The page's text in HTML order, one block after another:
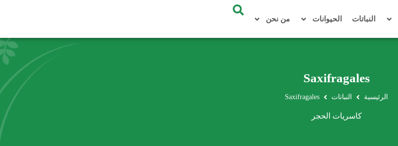
النباتات الحيوانات من نحن
Saxifragales
الرئيسية النباتات Saxifragales
كاسريات الحجر